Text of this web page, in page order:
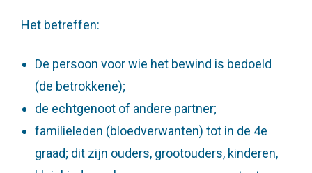
Het betreffen:
De persoon voor wie het bewind is bedoeld
(de betrokkene);
de echtgenoot of andere partner;
familieleden (bloedverwanten) tot in de 4e
graad; dit zijn ouders, grootouders, kinderen,